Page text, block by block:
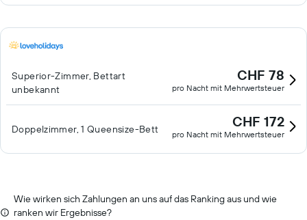
Superior-Zimmer, Bettart
unbekannt
CHF 78
pro Nacht mit Mehrwertsteuer
Doppelzimmer, 1 Queensize-Bett CHF 172
pro Nacht mit Mehrwertsteuer
Wie wirken sich Zahlungen an uns auf das Ranking aus und wie
ranken wir Ergebnisse?